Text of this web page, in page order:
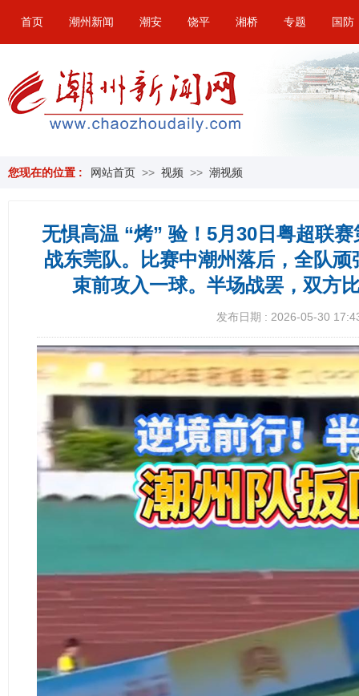
首页 潮州新闻 潮安 饶平 湘桥 专题 国防
您现在的位置 : 网站首页 >> 视频 >> 潮视频
无惧高温 “烤” 验！5月30日粤超联
战东莞队。比赛中潮州落后，全队
束前攻入一球。半场战罢，双方
发布日期 : 2026-05-30